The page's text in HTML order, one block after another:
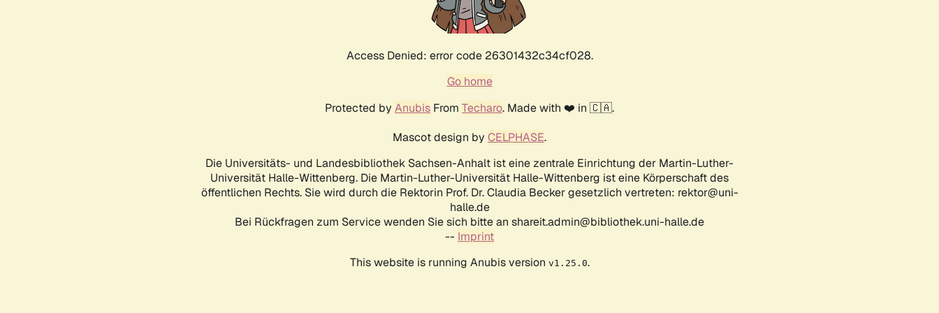
Access Denied: error code 26301432c34cf028.
Go home
Protected by Anubis From Techaro. Made with ❤️ in 🇨🇦.
Mascot design by CELPHASE.
Die Universitäts- und Landesbibliothek Sachsen-Anhalt ist eine zentrale Einrichtung der Martin-Luther-
Universität Halle-Wittenberg. Die Martin-Luther-Universität Halle-Wittenberg ist eine Körperschaft des
öffentlichen Rechts. Sie wird durch die Rektorin Prof. Dr. Claudia Becker gesetzlich vertreten: rektor@uni-
halle.de
Bei Rückfragen zum Service wenden Sie sich bitte an shareit.admin@bibliothek.uni-halle.de
-- Imprint
This website is running Anubis version v1.25.0.